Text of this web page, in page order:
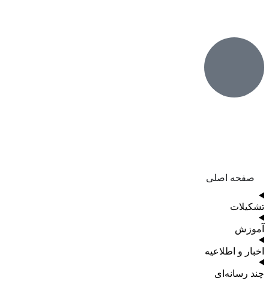
صفحه اصلی
تشکیلات
آموزش
اخبار و اطلاعیه
چند رسانه‌ای